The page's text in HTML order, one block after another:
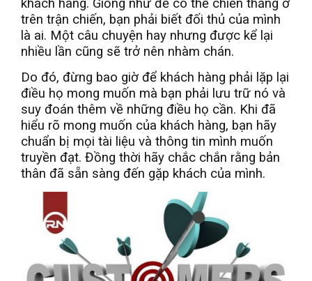
khách hàng. Giống như để có thể chiến thắng ở
trên trận chiến, bạn phải biết đối thủ của mình
là ai. Một câu chuyện hay nhưng được kể lại
nhiều lần cũng sẽ trở nên nhàm chán.
Do đó, đừng bao giờ để khách hàng phải lặp lại
điều họ mong muốn mà bạn phải lưu trữ nó và
suy đoán thêm về những điều họ cần. Khi đã
hiểu rõ mong muốn của khách hàng, bạn hãy
chuẩn bị mọi tài liệu và thông tin mình muốn
truyền đạt. Đồng thời hãy chắc chắn rằng bản
thân đã sẵn sàng đến gặp khách của mình.